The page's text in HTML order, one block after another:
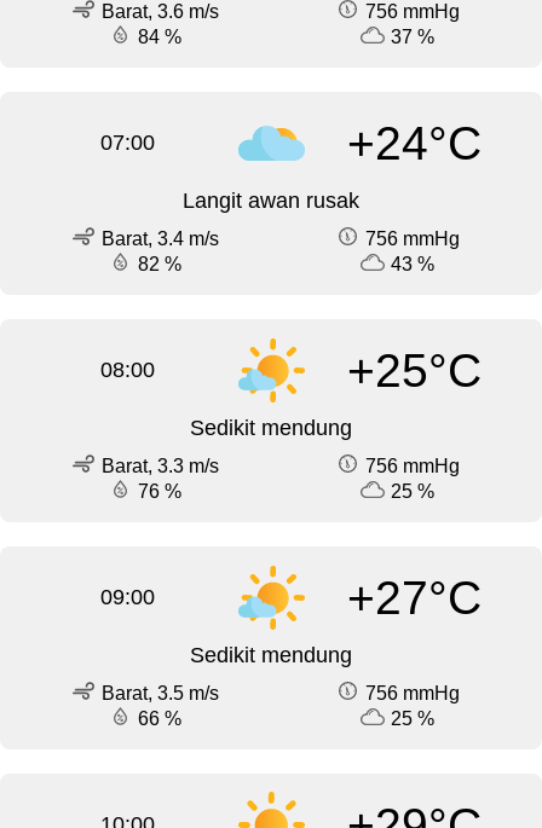
Barat, 3.6 m/s
756 mmHg
84 %
37 %
07:00 +24°C
Langit awan rusak
Barat, 3.4 m/s
756 mmHg
82 %
43 %
08:00 +25°C
Sedikit mendung
Barat, 3.3 m/s
756 mmHg
76 %
25 %
09:00 +27°C
Sedikit mendung
Barat, 3.5 m/s
756 mmHg
66 %
25 %